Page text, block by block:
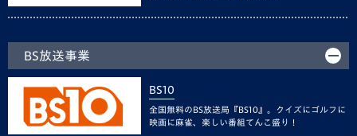
BS放送事業
BS10
全国無料のBS放送局『BS10』。クイズにゴルフに
映画に麻雀、楽しい番組てんこ盛り！